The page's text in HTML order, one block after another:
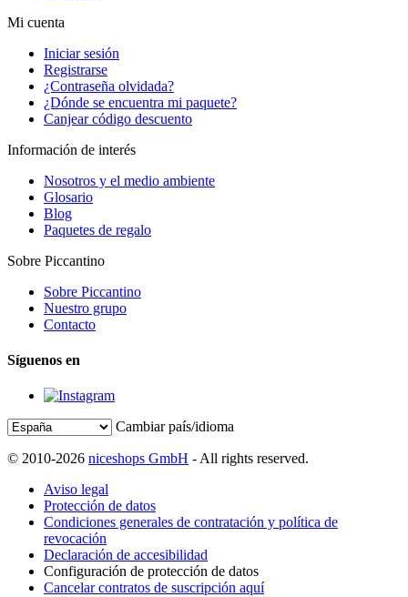
Mi cuenta
Iniciar sesión
Registrarse
¿Contraseña olvidada?
¿Dónde se encuentra mi paquete?
Canjear código descuento
Información de interés
Nosotros y el medio ambiente
Glosario
Blog
Paquetes de regalo
Sobre Piccantino
Sobre Piccantino
Nuestro grupo
Contacto
Síguenos en
Cambiar país/idioma
© 2010-2026 niceshops GmbH - All rights reserved.
Aviso legal
Protección de datos
Condiciones generales de contratación y política de
revocación
Declaración de accesibilidad
Configuración de protección de datos
Cancelar contratos de suscripción aquí